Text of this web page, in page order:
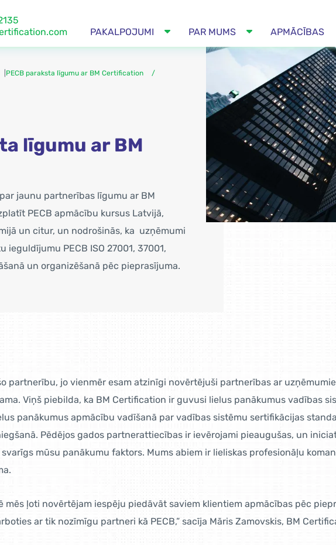
PAKALPOJUMI PAR MUMS APMĀCĪBAS
PECB paraksta līgumu ar BM Certification
līgumu ar BM
jaunu partnerības līgumu ar BM
PECB apmācību kursus Latvijā,
un citur, un nodrošinās, ka uzņēmumi
ieguldījumu PECB ISO 27001, 37001,
un organizēšanā pēc pieprasījuma.
partnerību, jo vienmēr esam atzinīgi novērtējuši partnerības ar
Viņš piebilda, ka BM Certification ir guvusi lielus panākumus vadības
panākumus apmācību vadīšanā par vadības sistēmu sertifikācijas
Pēdējos gados partnerattiecības ir ievērojami pieaugušas, un
mūsu panākumu faktors. Mums abiem ir lieliskas profesionāļu
mēs ļoti novērtējam iespēju piedāvāt saviem klientiem apmācības pēc
ar tik nozīmīgu partneri kā PECB,” sacīja Māris Zamovskis, BM